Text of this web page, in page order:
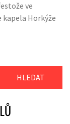
ve
kapela Horkýže